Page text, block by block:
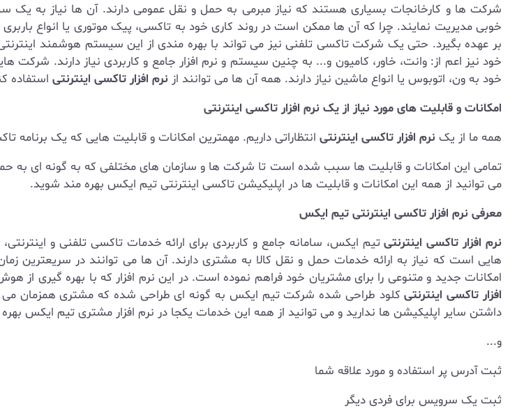
شرکت ها و کارخانجات بسیاری هستند که نیاز مبرمی به حمل و نقل عمومی دارند. آن ها نیاز به یک
خوبی مدیریت نمایند. چرا که آن ها ممکن است در روند کاری خود به تاکسی، پیک موتوری یا انواع
بر عهده بگیرد. حتی یک شرکت تاکسی تلفنی نیز می تواند با بهره مندی از این سیستم هوشمند
خود نیز اعم از: وانت، خاور، کامیون و... به چنین سیستم و نرم افزار جامع و کاربردی نیاز دارند. شرکت
خود به ون، اتوبوس یا انواع ماشین نیاز دارند. همه آن ها می توانند از نرم افزار تاکسی اینترنتی استفاده
امکانات و قابلیت های مورد نیاز از یک نرم افزار تاکسی اینترنتی
همه ما از یک نرم افزار تاکسی اینترنتی انتظاراتی داریم. مهمترین امکانات و قابلیت هایی که یک برنامه
تمامی این امکانات و قابلیت ها سبب شده است تا شرکت ها و سازمان های مختلفی که به گونه ای به
می توانید از همه این امکانات و قابلیت ها در اپلیکیشن تاکسی اینترنتی تیم ایکس بهره مند شوید.
معرفی نرم افزار تاکسی اینترنتی تیم ایکس
نرم افزار تاکسی اینترنتیتیم ایکس، سامانه جامع و کاربردی برای ارائه خدمات تاکسی تلفنی و
هایی است که نیاز به ارائه خدمات حمل و نقل کالا به مشتری دارند. آن ها می توانند در سریعترین
امکانات جدید و متنوعی را برای مشتریان خود فراهم نموده است. در این نرم افزار که با بهره
افزار تاکسی اینترنتیکلود طراحی شده شرکت تیم ایکس به گونه ای طراحی شده که مشتری همزمان می
داشتن سایر اپلیکیشن ها ندارید و می توانید از همه این خدمات یکجا در نرم افزار مشتری تیم ایکس
و...
ثبت آدرس پر استفاده و مورد علاقه شما
ثبت یک سرویس برای فردی دیگر